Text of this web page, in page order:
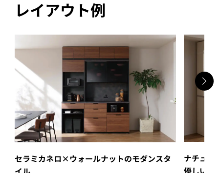
レイアウト例
セラミカネロ×ウォールナットのモダンスタ
ナチュラ